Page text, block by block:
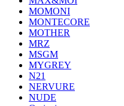
MOMONI
MONTECORE
MOTHER
MRZ
MSGM
MYGREY
N21
NERVURE
NUDE